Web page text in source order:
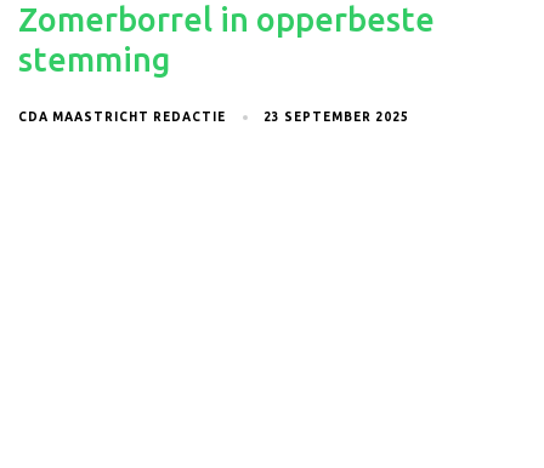
Zomerborrel in opperbeste
stemming
CDA MAASTRICHT REDACTIE 23 SEPTEMBER 2025